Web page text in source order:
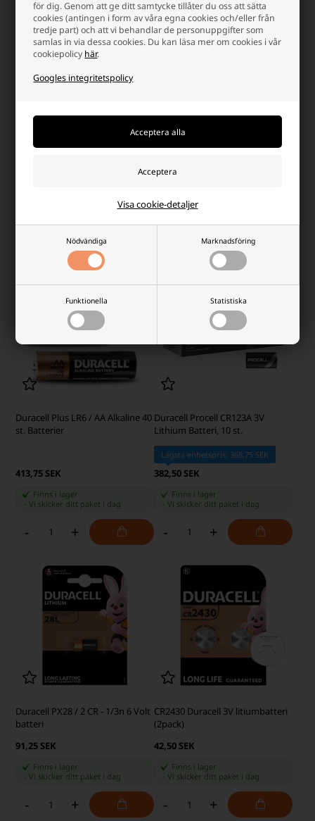
för dig. Genom att ge ditt samtycke tillåter du oss att sätta
cookies (antingen i form av våra egna cookies och/eller från
tredje part) och att vi behandlar de personuppgifter som
samlas in via dessa cookies. Du kan läsa mer om cookies i vår
cookiepolicy här.
Googles integritetspolicy
Nödvändiga Marknadsföring
Funktionella Statistiska
Visa cookie-detaljer
i dag
+
alkaliska batterier (10 st)
137,50 SEK
Finns i lager
-Vi skicker ditt paket
+
Duracell Plus LR6 / AA Alkaline 40
st. Batterier
413,75 SEK
Finns i lager
-Vi skicker ditt paket i dag
- +
Duracell Procell CR123A 3V
Lithium Batteri, 10 st.
Lägsta enhetspris: 368,75 SEK
382,50 SEK
Finns i lager
Vi skicker ditt paket i dag
- +
Duracell PX28 / 2 CR - 1/3n 6 Volt
batteri
91,25 SEK
Finns i lager
-Vi skicker ditt paket i dag
- +
CR2430 Duracell 3V litiumbatteri
(2pack)
42,50 SEK
Finns i lager
Vi skicker ditt paket i dag
- +